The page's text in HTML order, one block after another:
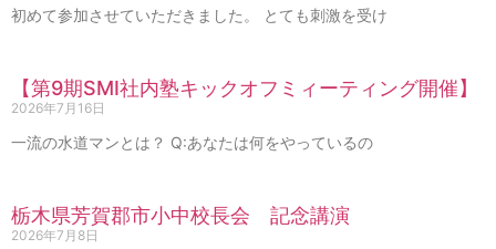
初めて参加させていただきました。 とても刺激を受け
【第9期SMI社内塾キックオフミィーティング開催】
2026年7月16日
一流の水道マンとは？ Q:あなたは何をやっているの
栃木県芳賀郡市小中校長会 記念講演
2026年7月8日